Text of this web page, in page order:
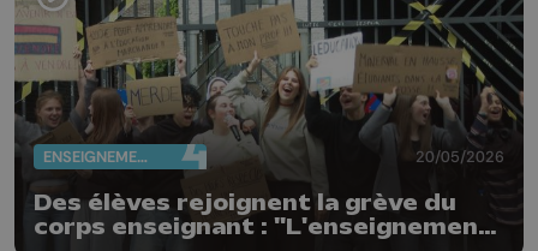
ENSEIGNEMENT 20/05/2026
Des élèves rejoignent la grève du
corps enseignant : "L'enseignement